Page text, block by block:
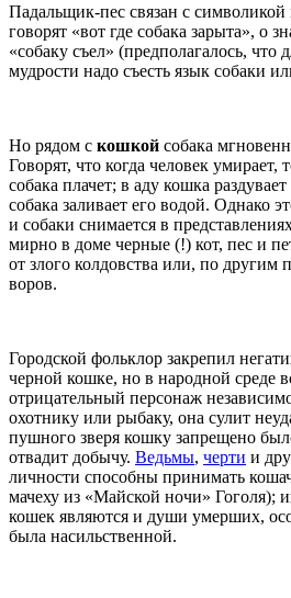
Падальщик-пес связан с
говорят «вот где собака зарыта», о
«собаку съел» (предполагалось, что
мудрости надо съесть язык собаки
Но рядом с кошкой собака
Говорят, что когда человек умирает,
собака плачет; в аду кошка
собака заливает его водой. Однако
и собаки снимается в
мирно в доме черные (!) кот, пес и
от злого колдовства или, по другим
воров.
Городской фольклор закрепил
черной кошке, но в народной среде
отрицательный персонаж
охотнику или рыбаку, она сулит
пушного зверя кошку запрещено
отвадит добычу. Ведьмы, черти и
личности способны принимать
мачеху из «Майской ночи» Гоголя);
кошек являются и души умерших,
была насильственной.